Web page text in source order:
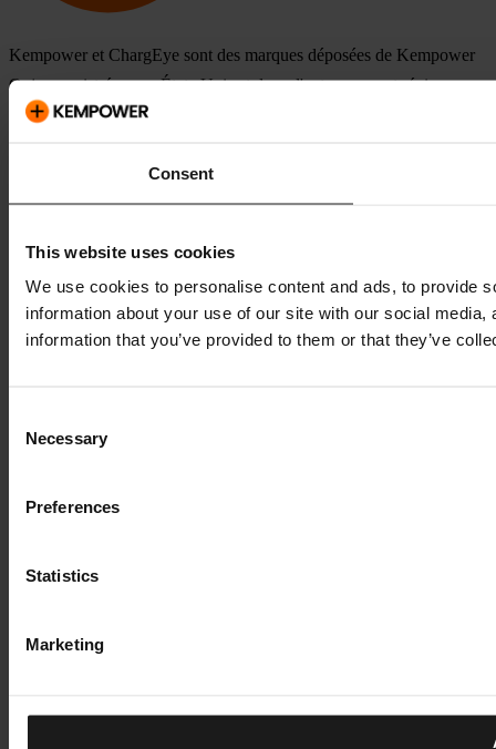
Consent
This website uses cookies
We use cookies to personalise content and ads, to provide
information about your use of our site with our social
information that you’ve provided to them or that they’ve
Selection
Necessary
Preferences
Statistics
Marketing
Kempower et ChargEye sont des marques déposées de Kempower
Oyj, enregistrées aux États-Unis et dans d'autres pays et régions.